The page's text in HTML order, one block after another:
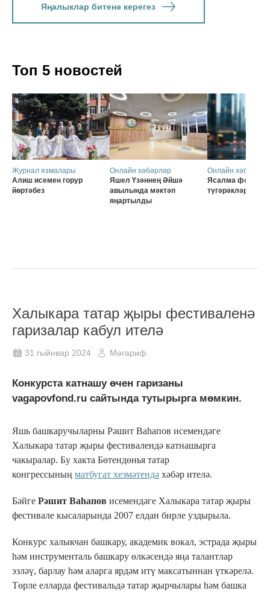
Яңалыклар битенә керегез
Топ 5 новостей
Журнал язмалары
Алиш исемен горур
йөртәбез
Онлайн хәбәрләр
Яшел Үзәннең Әйшә
авылында мәктәп
яңартылды
Онлайн хәбәрләр
Ясалма фәһем
түгәрәкләр
Халыкара татар җыры фестиваленә
гаризалар кабул ителә
31 гыйнвар 2024 Мәгариф
Конкурста катнашу өчен гаризаны
vagapovfond.ru сайтында тутырырга мөмкин.
Яшь башкаручыларны Рәшит Ваһапов исемендәге
Халыкара татар җыры фестивалендә катнашырга
чакыралар. Бу хакта Бөтендөнья татар
конгрессының матбугат хезмәтендә хәбәр ителә.
Бәйге Рәшит Ваһапов исемендәге Халыкара татар җыры
фестивале кысаларында 2007 елдан бирле уздырыла.
Конкурс халыкчан башкару, академик вокал, эстрада җыры
һәм инструменталь башкару өлкәсендә яңа талантлар
эзләү, барлау һәм аларга ярдәм итү максатыннан үткәрелә.
Төрле елларда фестивальдә татар җырчылары һәм башка